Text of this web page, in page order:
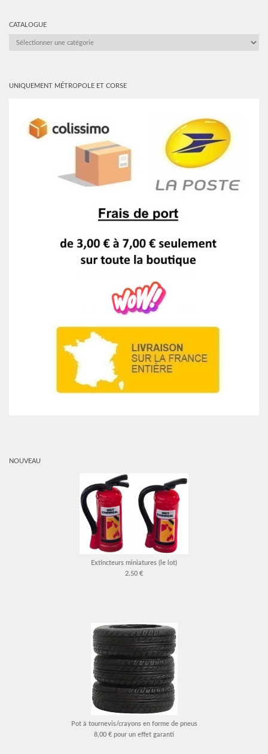
CATALOGUE
CATALOGUE
UNIQUEMENT MÉTROPOLE ET CORSE
NOUVEAU
Extincteurs miniatures (le lot)
2.50 €
Pot à tournevis/crayons en forme de pneus
8,00 € pour un effet garanti